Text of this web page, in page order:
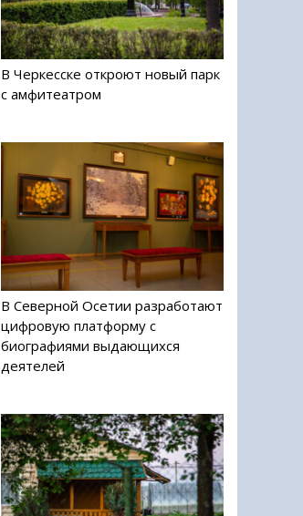
В Черкесске откроют новый парк
с амфитеатром
В Северной Осетии разработают
цифровую платформу с
биографиями выдающихся
деятелей